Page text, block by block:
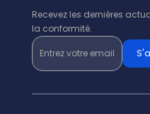
Recevez les dernières
la conformité.
Entrez votre email